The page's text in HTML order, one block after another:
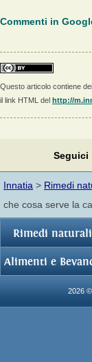
Commenti in
Questo articolo contiene
il link HTML del http://
Seguici
Innatia > Rimedi
che cosa serve la
Rimedi naturali
Alimenti e
2026 ©